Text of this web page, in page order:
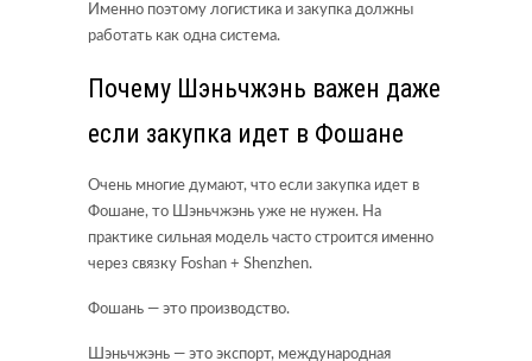
Именно поэтому логистика и закупка должны
работать как одна система.
Почему Шэньчжэнь важен даже
если закупка идет в Фошане
Очень многие думают, что если закупка идет в
Фошане, то Шэньчжэнь уже не нужен. На
практике сильная модель часто строится именно
через связку Foshan + Shenzhen.
Фошань — это производство.
Шэньчжэнь — это экспорт, международная